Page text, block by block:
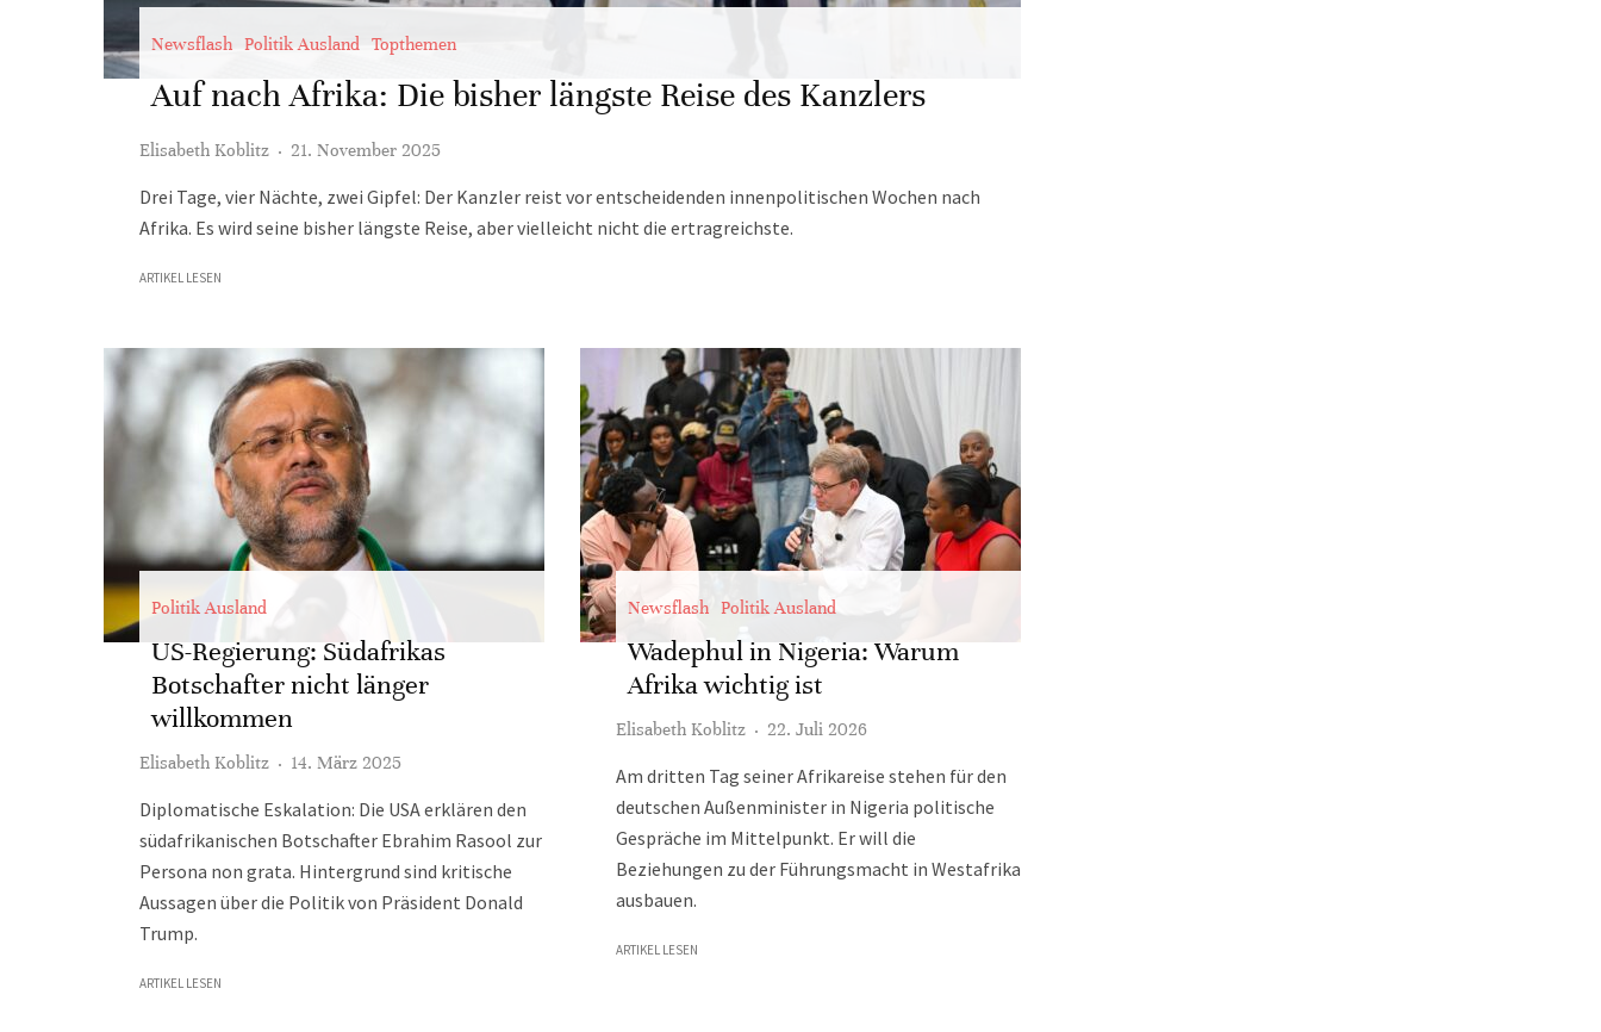
Newsflash Politik Ausland Topthemen
Auf nach Afrika: Die bisher längste Reise des Kanzlers
Elisabeth Koblitz · 21. November 2025
Drei Tage, vier Nächte, zwei Gipfel: Der Kanzler reist vor entscheidenden innenpolitischen Wochen nach
Afrika. Es wird seine bisher längste Reise, aber vielleicht nicht die ertragreichste.
ARTIKEL LESEN
Politik Ausland
US-Regierung: Südafrikas
Botschafter nicht länger
willkommen
Elisabeth Koblitz · 14. März 2025
Diplomatische Eskalation: Die USA erklären den
südafrikanischen Botschafter Ebrahim Rasool zur
Persona non grata. Hintergrund sind kritische
Aussagen über die Politik von Präsident Donald
Trump.
ARTIKEL LESEN
Newsflash Politik Ausland
Wadephul in Nigeria: Warum
Afrika wichtig ist
Elisabeth Koblitz · 22. Juli 2026
Am dritten Tag seiner Afrikareise stehen für den
deutschen Außenminister in Nigeria politische
Gespräche im Mittelpunkt. Er will die
Beziehungen zu der Führungsmacht in Westafrika
ausbauen.
ARTIKEL LESEN